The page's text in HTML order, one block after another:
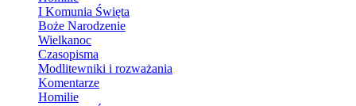
I Komunia Święta
Boże Narodzenie
Wielkanoc
Czasopisma
Modlitewniki i rozważania
Komentarze
Homilie